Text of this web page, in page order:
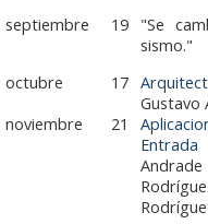
Febrero: 17
Octubre: 21
septiembre
19 "Se
sismo."
octubre
17
Gustavo
noviembre
21